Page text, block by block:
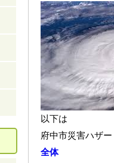
以下は
府中市災害ハザー
全体